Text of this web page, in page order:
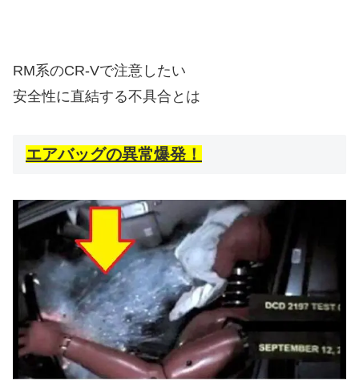
RM系のCR-Vで注意したい
安全性に直結する不具合とは
エアバッグの異常爆発！